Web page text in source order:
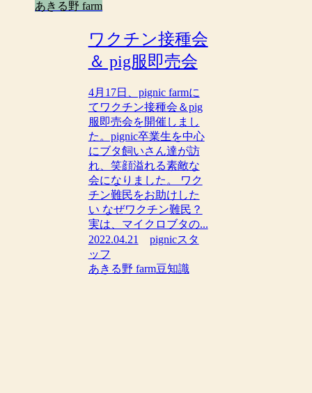
あきる野 farm
ワクチン接種会
＆ pig服即売会
4月17日、pignic farmに
てワクチン接種会＆pig
服即売会を開催しまし
た。pignic卒業生を中心
にブタ飼いさん達が訪
れ、笑顔溢れる素敵な
会になりました。 ワク
チン難民をお助けした
い なぜワクチン難民？
実は、マイクロブタの...
2022.04.21
pignicスタ
ッフ
あきる野 farm豆知識